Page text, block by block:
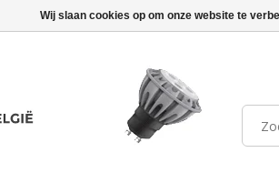
Wij slaan cookies op om onze website te